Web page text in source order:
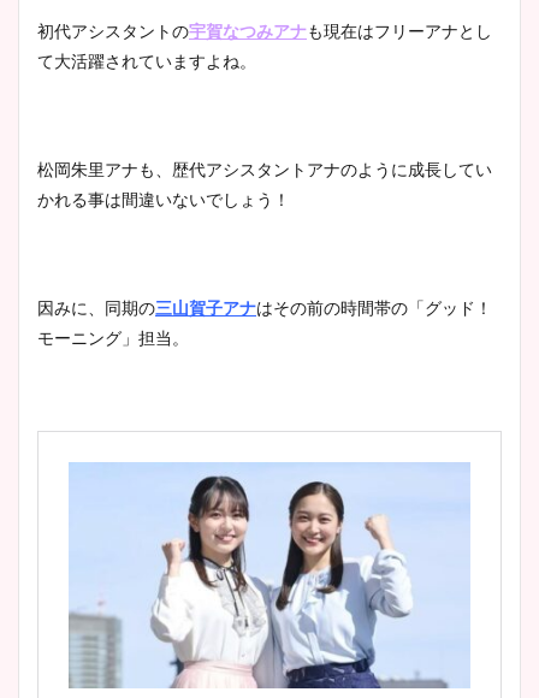
初代アシスタントの宇賀なつみアナも現在はフリーアナとし
て大活躍されていますよね。
松岡朱里アナも、歴代アシスタントアナのように成長してい
かれる事は間違いないでしょう！
因みに、同期の三山賀子アナはその前の時間帯の「グッド！
モーニング」担当。